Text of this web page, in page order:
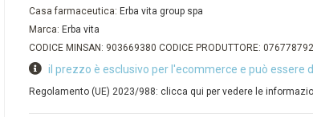
Casa farmaceutica: Erba vita group spa
Marca: Erba vita
CODICE MINSAN: 903669380 CODICE PRODUTTORE:
il prezzo è esclusivo per l'ecommerce e può
Regolamento (UE) 2023/988: clicca qui per vedere le